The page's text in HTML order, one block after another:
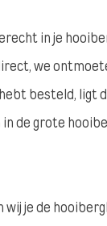
in je
we
besteld, ligt
de grote
wij je de